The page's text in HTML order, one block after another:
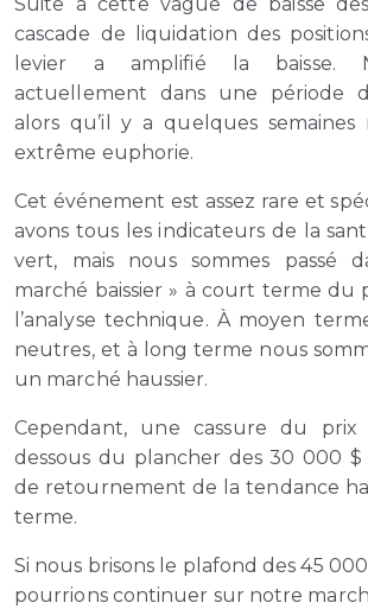
cascade de liquidation des
levier a amplifié la baisse.
actuellement dans une période
alors qu’il y a quelques semaines
extrême euphorie.
Cet événement est assez rare et
avons tous les indicateurs de la
vert, mais nous sommes passé
marché baissier » à court terme du
l’analyse technique. À moyen
neutres, et à long terme nous
un marché haussier.
Cependant, une cassure du
dessous du plancher des 30 000 $
de retournement de la tendance
terme.
Si nous brisons le plafond des 45
pourrions continuer sur notre